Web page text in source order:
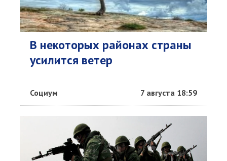
В некоторых районах страны
усилится ветер
Социум 7 августа 18:59